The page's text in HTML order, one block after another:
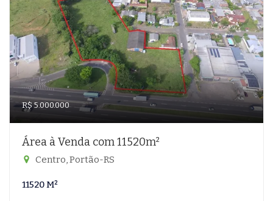
R$ 5.000.000
Área à Venda com 11520m²
Centro, Portão-RS
11520 M²